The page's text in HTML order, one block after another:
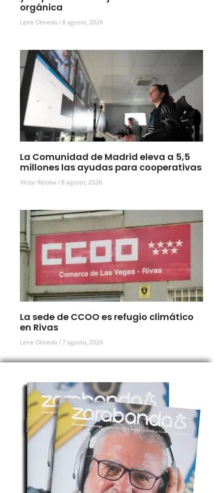
orgánica
Leire Olmeda 8 agosto, 2026
La Comunidad de Madrid eleva a 5,5
millones las ayudas para cooperativas
Víctor Reloba 8 agosto, 2026
La sede de CCOO es refugio climático
en Rivas
Leire Olmeda 7 agosto, 2026